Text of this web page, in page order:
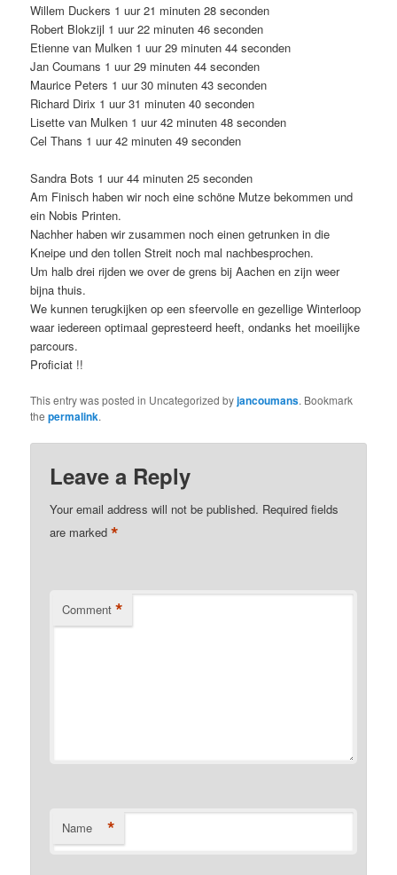
Willem Duckers 1 uur 21 minuten 28 seconden
Robert Blokzijl 1 uur 22 minuten 46 seconden
Etienne van Mulken 1 uur 29 minuten 44 seconden
Jan Coumans 1 uur 29 minuten 44 seconden
Maurice Peters 1 uur 30 minuten 43 seconden
Richard Dirix 1 uur 31 minuten 40 seconden
Lisette van Mulken 1 uur 42 minuten 48 seconden
Cel Thans 1 uur 42 minuten 49 seconden
Sandra Bots 1 uur 44 minuten 25 seconden
Am Finisch haben wir noch eine schöne Mutze bekommen und
ein Nobis Printen.
Nachher haben wir zusammen noch einen getrunken in die
Kneipe und den tollen Streit noch mal nachbesprochen.
Um halb drei rijden we over de grens bij Aachen en zijn weer
bijna thuis.
We kunnen terugkijken op een sfeervolle en gezellige Winterloop
waar iedereen optimaal gepresteerd heeft, ondanks het moeilijke
parcours.
Proficiat !!
This entry was posted in Uncategorized byjancoumans. Bookmark
thepermalink.
Leave a Reply
Your email address will not be published. Required fields
are marked*
Comment *
Name *